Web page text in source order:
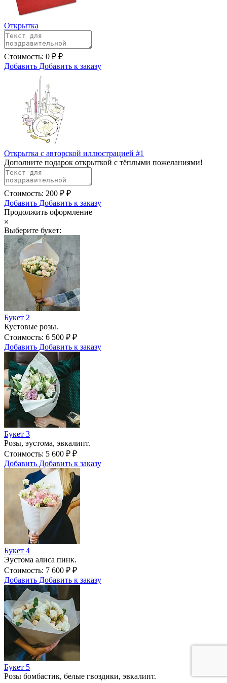
Открытка
Стоимость: 0 ₽ ₽
Добавить Добавить к заказу
Открытка с авторской иллюстрацией #1
Дополните подарок открыткой с тёплыми пожеланиями!
Стоимость: 200 ₽ ₽
Добавить Добавить к заказу
Продолжить оформление
Выберите букет:
Букет 2
Кустовые розы.
Стоимость: 6 500 ₽ ₽
Добавить Добавить к заказу
Букет 3
Розы, эустома, эвкалипт.
Стоимость: 5 600 ₽ ₽
Добавить Добавить к заказу
Букет 4
Эустома алиса пинк.
Стоимость: 7 600 ₽ ₽
Добавить Добавить к заказу
Букет 5
Розы бомбастик, белые гвоздики, эвкалипт.